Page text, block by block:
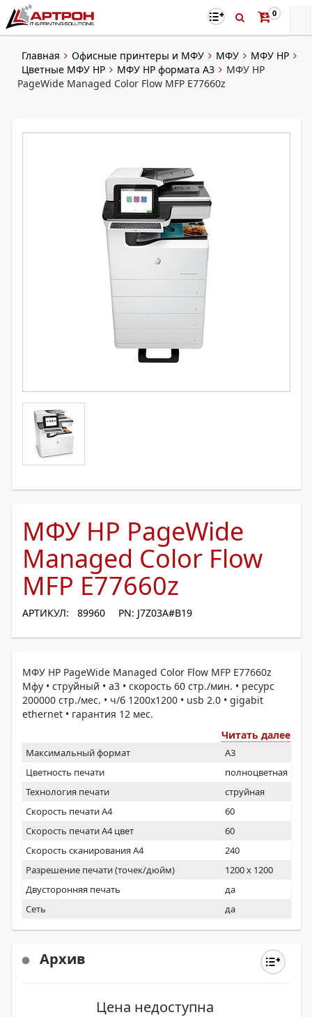
0
Главная Офисные принтеры и МФУ МФУ
МФУ HP
Цветные МФУ HP
МФУ HP формата A3
МФУ HP
PageWide Managed Color Flow MFP E77660z
МФУ HP PageWide
Managed Color Flow
MFP E77660z
АРТИКУЛ: 89960 PN: J7Z03A#B19
МФУ HP PageWide Managed Color Flow MFP E77660z
Мфу • струйный • a3 • скорость 60 стр./мин. • ресурс
200000 стр./мес. • ч/б 1200x1200 • usb 2.0 • gigabit
ethernet • гарантия 12 мес.
Читать далее
Максимальный формат
A3
Цветность печати
полноцветная
Технология печати
струйная
Скорость печати А4
60
Скорость печати А4 цвет
60
Скорость сканирования А4
240
Разрешение печати (точек/дюйм)
1200 x 1200
Двусторонняя печать
да
Сеть
да
Архив
Цена недоступна